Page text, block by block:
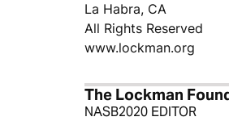
La Habra, CA
All Rights Reserved
www.lockman.org
The Lockman
NASB2020 EDITOR